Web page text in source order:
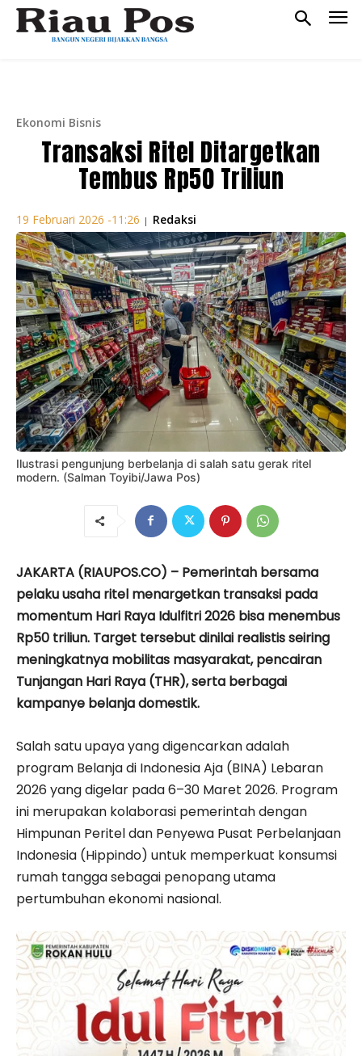
Ekonomi Bisnis
Transaksi Ritel Ditargetkan
Tembus Rp50 Triliun
19 Februari 2026 -11:26 | Redaksi
Ilustrasi pengunjung berbelanja di salah satu gerak ritel
modern. (Salman Toyibi/Jawa Pos)
JAKARTA (RIAUPOS.CO) – Pemerintah bersama
pelaku usaha ritel menargetkan transaksi pada
momentum Hari Raya Idulfitri 2026 bisa menembus
Rp50 triliun. Target tersebut dinilai realistis seiring
meningkatnya mobilitas masyarakat, pencairan
Tunjangan Hari Raya (THR), serta berbagai
kampanye belanja domestik.
Salah satu upaya yang digencarkan adalah
program Belanja di Indonesia Aja (BINA) Lebaran
2026 yang digelar pada 6–30 Maret 2026. Program
ini merupakan kolaborasi pemerintah dengan
Himpunan Peritel dan Penyewa Pusat Perbelanjaan
Indonesia (Hippindo) untuk memperkuat konsumsi
rumah tangga sebagai penopang utama
pertumbuhan ekonomi nasional.